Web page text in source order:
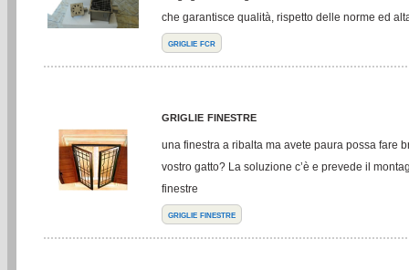
che garantisce qualità, rispetto delle norme ed
griglie fcr
griglie finestre
una finestra a ribalta ma avete paura possa fare
vostro gatto? La soluzione c’è e prevede il
finestre
griglie finestre